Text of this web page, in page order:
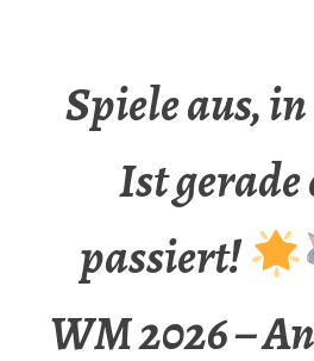
Spiele aus,
Ist gerade
passiert!
WM 2026 –